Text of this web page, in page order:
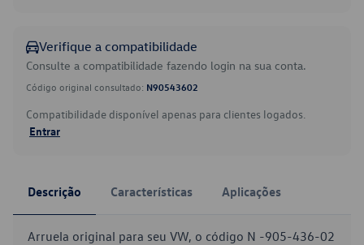
Verifique a compatibilidade
Consulte a compatibilidade fazendo login na sua conta.
Código original consultado: N90543602
Compatibilidade disponível apenas para clientes logados.
Entrar
Descrição Características Aplicações
Arruela original para seu VW, o código N -905-436-02